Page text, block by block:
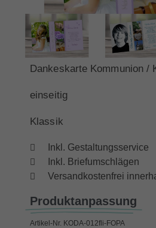
Dankeskarte Kommunion /
einseitig
Klassik
Inkl. Gestaltungsservice
Inkl. Briefumschlägen
Versandkostenfrei
Produktanpassung
Artikel-Nr. KODA-012fli-FOPA